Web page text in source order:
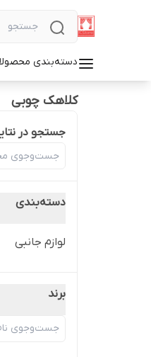
دسته‌بندی
کلاهک چوبی
جستجو در
دسته‌بندی
لوازم جانبی
برند